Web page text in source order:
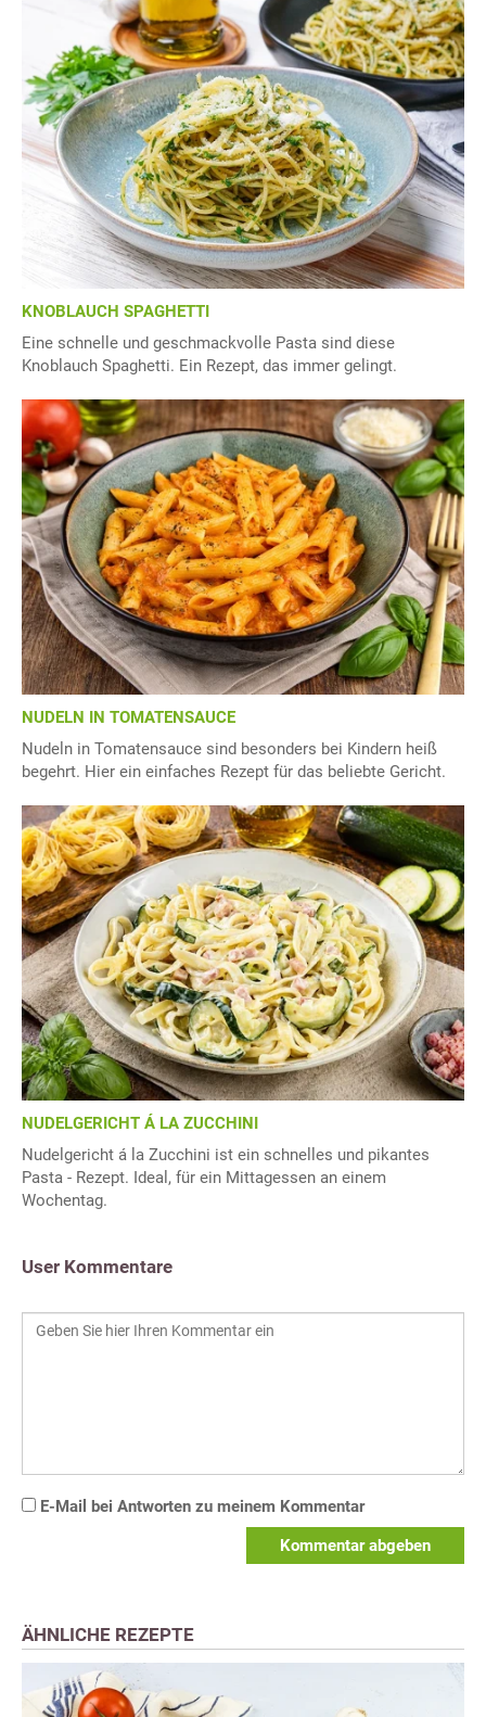
KNOBLAUCH SPAGHETTI
Eine schnelle und geschmackvolle Pasta sind diese
Knoblauch Spaghetti. Ein Rezept, das immer gelingt.
NUDELN IN TOMATENSAUCE
Nudeln in Tomatensauce sind besonders bei Kindern heiß
begehrt. Hier ein einfaches Rezept für das beliebte Gericht.
NUDELGERICHT Á LA ZUCCHINI
Nudelgericht á la Zucchini ist ein schnelles und pikantes
Pasta - Rezept. Ideal, für ein Mittagessen an einem
Wochentag.
User Kommentare
E-Mail bei Antworten zu meinem Kommentar
Kommentar abgeben
ÄHNLICHE REZEPTE